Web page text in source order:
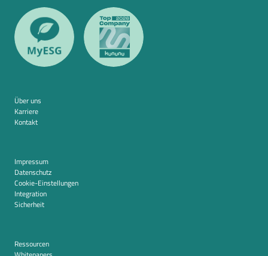
Über uns
Karriere
Kontakt
Impressum
Datenschutz
Cookie-Einstellungen
Integration
Sicherheit
Ressourcen